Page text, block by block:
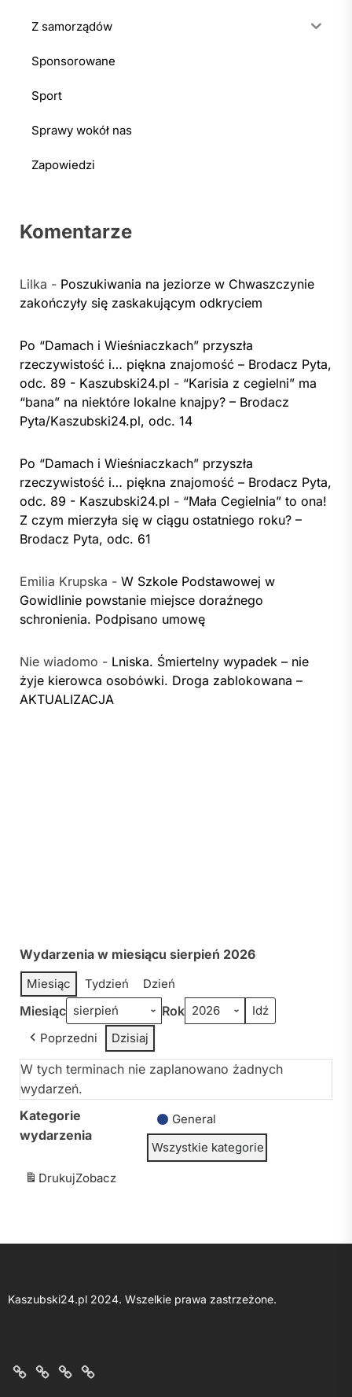
Z samorządów
Sponsorowane
Sport
Sprawy wokół nas
Zapowiedzi
Komentarze
Lilka - Poszukiwania na jeziorze w Chwaszczynie
zakończyły się zaskakującym odkryciem
Po “Damach i Wieśniaczkach” przyszła
rzeczywistość i… piękna znajomość – Brodacz Pyta,
odc. 89 - Kaszubski24.pl - “Karisia z cegielni” ma
“bana” na niektóre lokalne knajpy? – Brodacz
Pyta/Kaszubski24.pl, odc. 14
Po “Damach i Wieśniaczkach” przyszła
rzeczywistość i… piękna znajomość – Brodacz Pyta,
odc. 89 - Kaszubski24.pl - “Mała Cegielnia” to ona!
Z czym mierzyła się w ciągu ostatniego roku? –
Brodacz Pyta, odc. 61
Emilia Krupska - W Szkole Podstawowej w
Gowidlinie powstanie miejsce doraźnego
schronienia. Podpisano umowę
Nie wiadomo - Lniska. Śmiertelny wypadek – nie
żyje kierowca osobówki. Droga zablokowana –
AKTUALIZACJA
Wydarzenia w miesiącu sierpień 2026
Miesiąc Tydzień Dzień
Miesiąc Rok
Poprzedni Dzisiaj
W tych terminach nie zaplanowano żadnych
wydarzeń.
Kategorie
wydarzenia
General
Wszystkie kategorie
DrukujZobacz
Kaszubski24.pl 2024. Wszelkie prawa zastrzeżone.
O
KontaktPolitykaRegulamin